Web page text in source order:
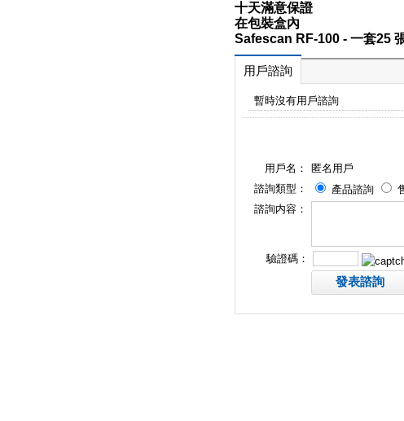
十天滿意保證
在包裝盒內
Safescan RF-100 - 一套25
用戶諮詢
暫時沒有用戶諮詢
用戶名：
匿名用戶
諮詢類型：
產品諮詢
諮詢内容：
驗證碼：